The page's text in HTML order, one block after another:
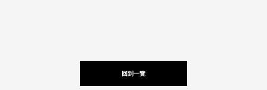
回到一覽